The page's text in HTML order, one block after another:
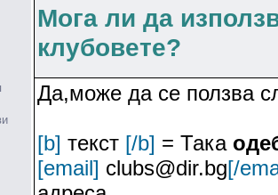
Мога ли да
клубовете?
Да,може да се ползва
[b] текст [/b] = Така
[email] clubs@dir.bg[/